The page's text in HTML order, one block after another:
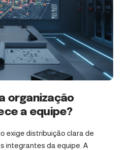
organização
a equipe?
exige distribuição clara de
integrantes da equipe. A